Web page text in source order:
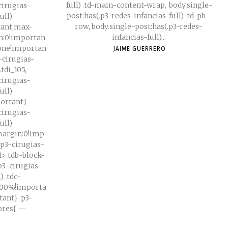
cirugias-
cirugias-
block-
cirugias-
.tdc-
.p3-
--
full) .td-main-content-wrap, body.single-
post:has(.p3-redes-infancias-full) .td-pb-
row, body.single-post:has(.p3-redes-
infancias-full)...
JAIME GUERRERO